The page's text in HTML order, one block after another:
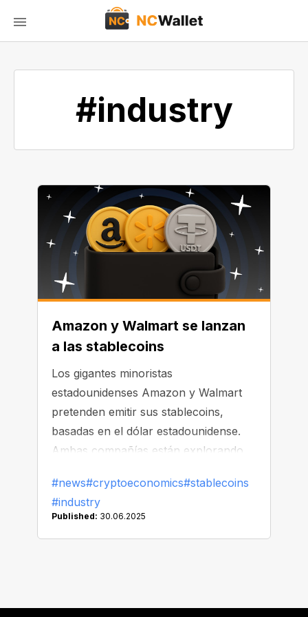
#industry
Amazon y Walmart se lanzan
a las stablecoins
Los gigantes minoristas
estadounidenses Amazon y Walmart
pretenden emitir sus stablecoins,
basadas en el dólar estadounidense.
Ambas compañías están explorando
podría proporcionar a los usuarios
una forma más fácil de pagar bienes y
#news#cryptoeconomics#stablecoins
#industry
Published: 30.06.2025